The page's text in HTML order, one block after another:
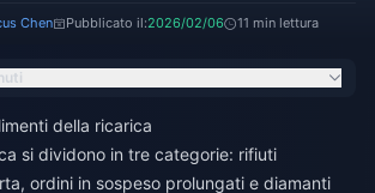
Chen Pubblicato il:2026/02/06 11 min lettura
della ricarica
si dividono in tre categorie: rifiuti
ordini in sospeso prolungati e diamanti